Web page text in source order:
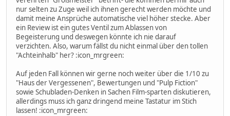
nur selten zu Zuge weil ich ihnen gerecht werden möchte und
damit meine Ansprüche automatische viel höher stecke. Aber
ein Review ist ein gutes Ventil zum Ablassen von
Begeisterung und deswegen könnte ich nie darauf
verzichten. Also, warum fällst du nicht einmal über den tollen
"Achteinhalb" her? :icon_mrgreen:
Auf jeden Fall können wir gerne noch weiter über die 1/10 zu
"Haus der Vergessenen", Bewertungen und "Pulp Fiction"
sowie Schubladen-Denken in Sachen Film-sparten diskutieren,
allerdings muss ich ganz dringend meine Tastatur im Stich
lassen! :icon_mrgreen: